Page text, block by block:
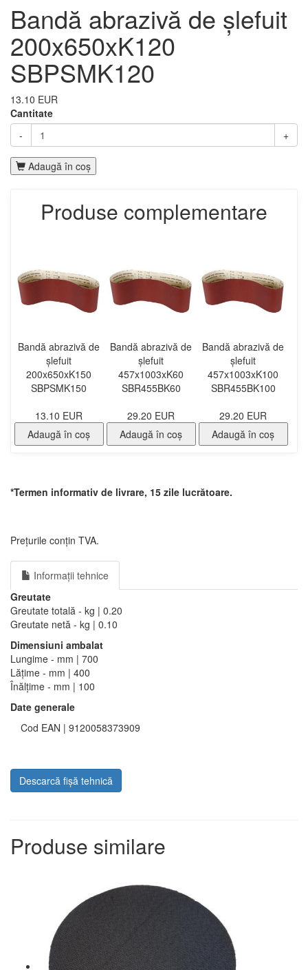
Bandă abrazivă de șlefuit
200x650xK120
SBPSMK120
13.10 EUR
Cantitate
-
+
Adaugă în coş
Produse complementare
Bandă abrazivă de
șlefuit
200x650xK150
SBPSMK150
13.10 EUR
Adaugă în coş
Bandă abrazivă de
șlefuit
457x1003xK60
SBR455BK60
29.20 EUR
Adaugă în coş
Bandă abrazivă de
șlefuit
457x1003xK100
SBR455BK100
29.20 EUR
Adaugă în coş
*Termen informativ de livrare, 15 zile lucrătoare.
Prețurile conțin TVA.
Informații tehnice
Greutate
Greutate totală - kg | 0.20
Greutate netă - kg | 0.10
Dimensiuni ambalat
Lungime - mm | 700
Lățime - mm | 400
Înălțime - mm | 100
Date generale
Cod EAN | 9120058373909
Descarcă fișă tehnică
Produse similare